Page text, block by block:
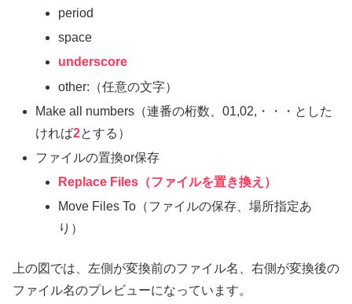
period
space
underscore
other:（任意の文字）
Make all numbers（連番の桁数、01,02,・・・とした
ければ2とする）
ファイルの置換or保存
Replace Files（ファイルを置き換え）
Move Files To（ファイルの保存、場所指定あ
り）
上の図では、左側が変換前のファイル名、右側が変換後の
ファイル名のプレビューになっています。